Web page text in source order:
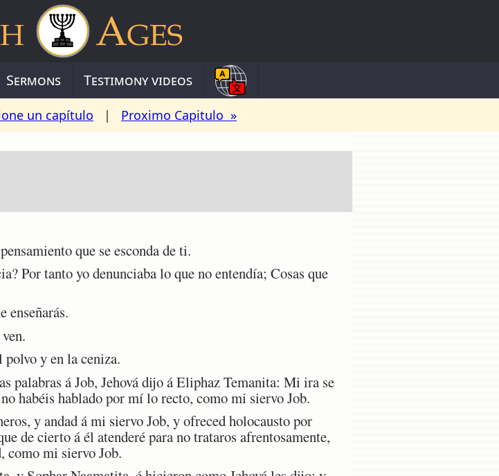
Sermons Testimony videos
un capítulo | Proximo Capitulo »
que se esconda de ti.
Por tanto yo denunciaba lo que no entendía; Cosas que
enseñarás.
y en la ceniza.
palabras á Job, Jehová dijo á Eliphaz Temanita: Mi ira se
habéis hablado por mí lo recto, como mi siervo Job.
y andad á mi siervo Job, y ofreced holocausto por
de cierto á él atenderé para no trataros afrentosamente,
como mi siervo Job.